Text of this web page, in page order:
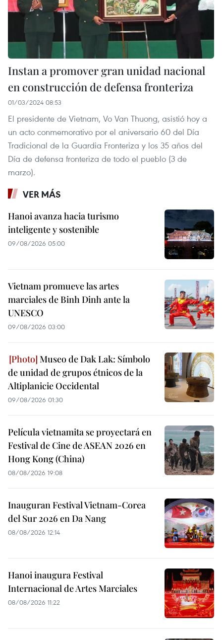
Instan a promover gran unidad nacional
en construcción de defensa fronteriza
01/03/2024 08:53
El presidente de Vietnam, Vo Van Thuong, asistió hoy a
un acto conmemorativo por el aniversario 60 del Día
Tradicional de la Guardia Fronteriza y los 35 años del
Día de defensa fronteriza de todo el pueblo (3 de
marzo).
VER MÁS
Hanoi avanza hacia turismo
inteligente y sostenible
09/08/2026 05:00
Vietnam promueve las artes
marciales de Binh Dinh ante la
UNESCO
09/08/2026 03:00
Museo de Dak Lak: Símbolo
de unidad de grupos étnicos de la
Altiplanicie Occidental
09/08/2026 01:30
Película vietnamita se proyectará en
Festival de Cine de ASEAN 2026 en
Hong Kong (China)
08/08/2026 19:08
Inauguran Festival Vietnam-Corea
del Sur 2026 en Da Nang
08/08/2026 12:14
Hanoi inaugura Festival
Internacional de Artes Marciales
08/08/2026 11:22